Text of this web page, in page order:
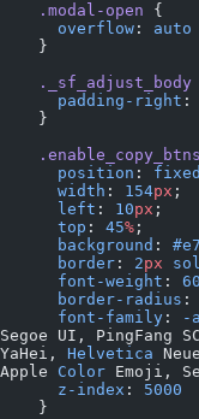
    .modal-open
{
      overflow
: auto
    }
    ._sf_adjust_body
      padding-right
:
    }
      position
: fixed
      width
: 154px ;
      left
: 10px ;
      top
: 45% ;
      background
:
      border
: 2px
      font-weight
:
      border-radius
:
      font-family
: -
Segoe UI, PingFang
YaHei, Helvetica
Apple Color Emoji,
      z-index
: 5000
    }